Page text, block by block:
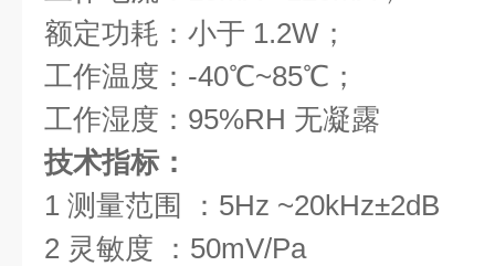
额定功耗：小于 1.2W；
工作温度：-40℃~85℃；
工作湿度：95%RH 无凝露
技术指标：
1 测量范围 ：5Hz ~20kHz±2dB
2 灵敏度 ：50mV/Pa